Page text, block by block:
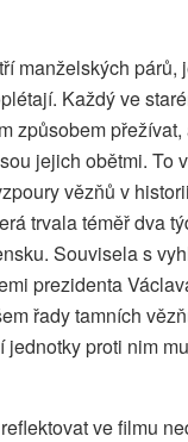
manželských párů,
Každý ve
způsobem přežívat,
jejich obětmi. To
vězňů v historii
trvala téměř dva
Souvisela s
prezidenta
řady tamních
proti nim
ve filmu